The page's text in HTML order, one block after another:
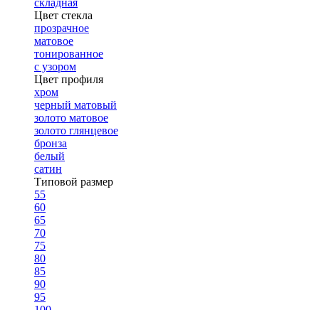
складная
Цвет стекла
прозрачное
матовое
тонированное
с узором
Цвет профиля
хром
черный матовый
золото матовое
золото глянцевое
бронза
белый
сатин
Типовой размер
55
60
65
70
75
80
85
90
95